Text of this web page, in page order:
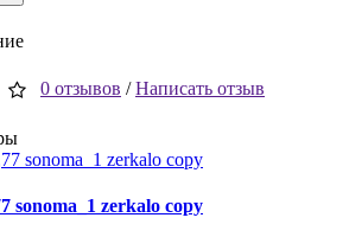
0 отзывов /Написать отзыв
zerkalo copy